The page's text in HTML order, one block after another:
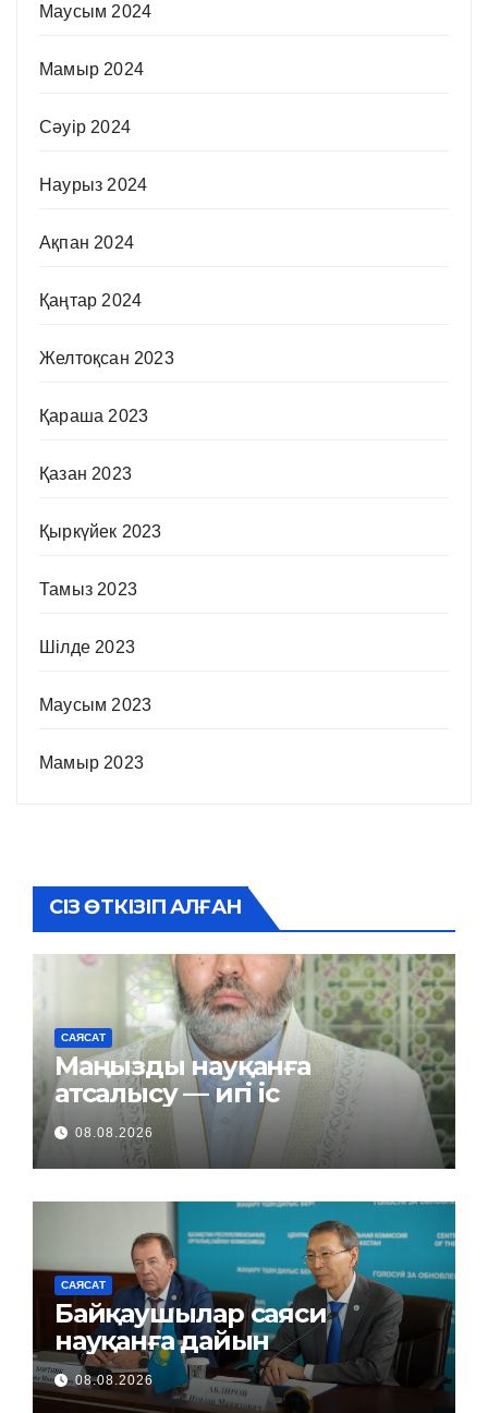
Маусым 2024
Мамыр 2024
Сәуір 2024
Наурыз 2024
Ақпан 2024
Қаңтар 2024
Желтоқсан 2023
Қараша 2023
Қазан 2023
Қыркүйек 2023
Тамыз 2023
Шілде 2023
Маусым 2023
Мамыр 2023
СІЗ ӨТКІЗІП АЛҒАН
САЯСАТ
Маңызды науқанға
атсалысу — игі іс
08.08.2026
САЯСАТ
Байқаушылар саяси
науқанға дайын
08.08.2026